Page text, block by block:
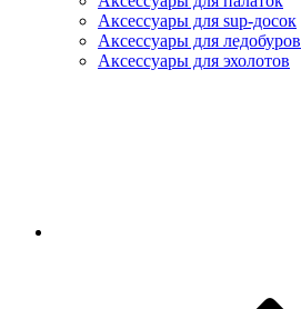
Аксессуары для sup-досок
Аксессуары для ледобуров
Аксессуары для эхолотов